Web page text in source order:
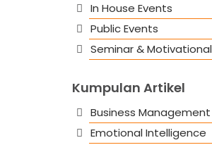
In House Events
Public Events
Seminar & Motivational
Kumpulan Artikel
Business Management
Emotional Intelligence